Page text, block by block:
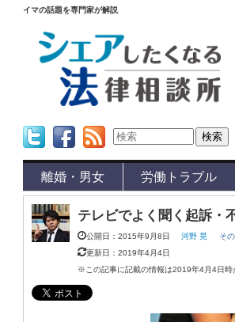
イマの話題を専門家が解説
離婚・男女 労働トラブル
テレビでよく聞く起訴・
公開日：2015年9月8日 河野 晃
そ
更新日：2019年4月4日
※この記事に記載の情報は2019年4月4日時